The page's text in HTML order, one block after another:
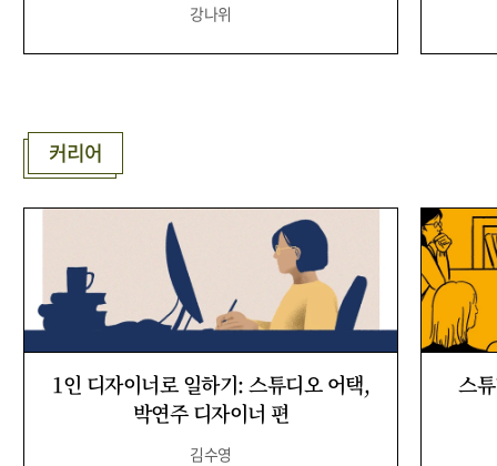
강나위
커리어
1인 디자이너로 일하기: 스튜디오 어택,
박연주 디자이너 편
김수영
스